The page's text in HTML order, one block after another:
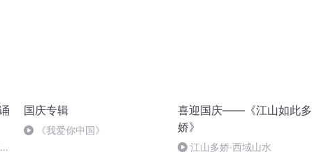
国庆专辑
《我爱你中国》
喜迎国庆——《江山如此多
娇》
江山多娇·西域山水